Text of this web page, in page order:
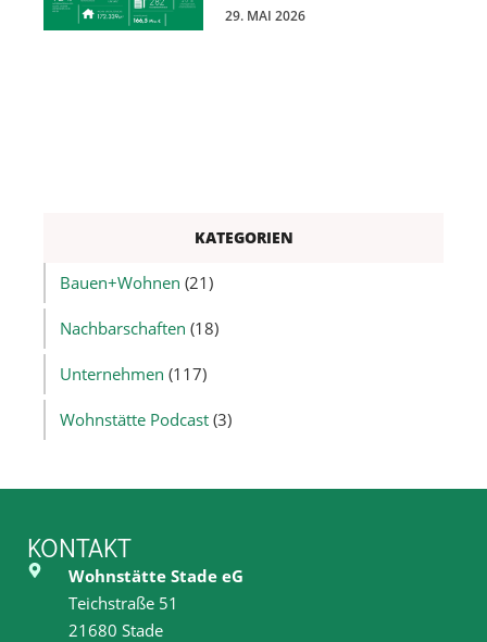
29. MAI 2026
KATEGORIEN
Bauen+Wohnen (21)
Nachbarschaften (18)
Unternehmen (117)
Wohnstätte Podcast (3)
KONTAKT
Wohnstätte Stade eG
Teichstraße 51
21680 Stade